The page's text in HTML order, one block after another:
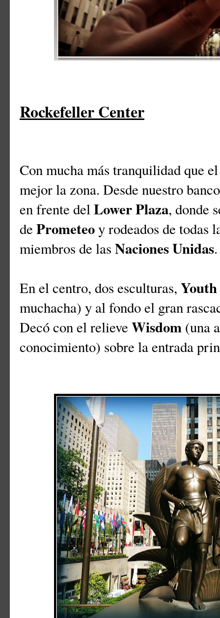
Rockefeller Center
Con mucha más tranquilidad que
mejor la zona. Desde nuestro
en frente delLower Plaza, donde
de Prometeoy rodeados de todas
miembros de las Naciones Unidas.
En el centro, dos esculturas, Youth
muchacha) y al fondo el gran
Decó con el relieve Wisdom (una
conocimiento) sobre la entrada